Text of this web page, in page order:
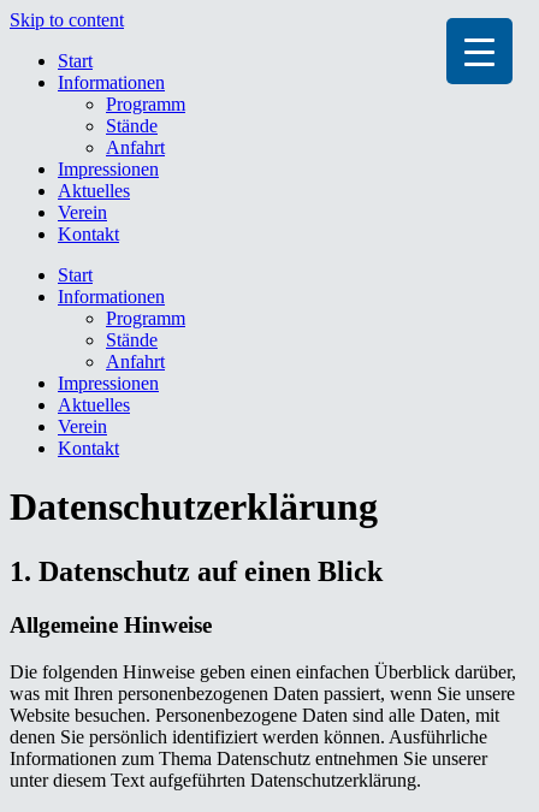
Skip to content
Start
Informationen
Programm
Stände
Anfahrt
Impressionen
Aktuelles
Verein
Kontakt
Start
Informationen
Programm
Stände
Anfahrt
Impressionen
Aktuelles
Verein
Kontakt
Datenschutzerklärung
1. Datenschutz auf einen Blick
Allgemeine Hinweise
Die folgenden Hinweise geben einen einfachen Überblick darüber,
was mit Ihren personenbezogenen Daten passiert, wenn Sie unsere
Website besuchen. Personenbezogene Daten sind alle Daten, mit
denen Sie persönlich identifiziert werden können. Ausführliche
Informationen zum Thema Datenschutz entnehmen Sie unserer
unter diesem Text aufgeführten Datenschutzerklärung.